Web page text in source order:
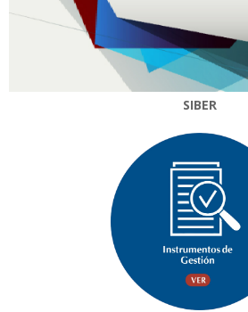
SIBER